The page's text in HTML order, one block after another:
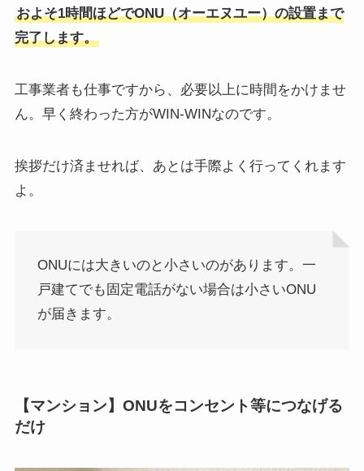
およそ1時間ほどでONU（オーエヌユー）の設置まで
完了します。
工事業者も仕事ですから、必要以上に時間をかけませ
ん。早く終わった方がWIN-WINなのです。
挨拶だけ済ませれば、あとは手際よく行ってくれます
よ。
ONUには大きいのと小さいのがあります。一
戸建てでも固定電話がない場合は小さいONU
が届きます。
【マンション】ONUをコンセント等につなげる
だけ